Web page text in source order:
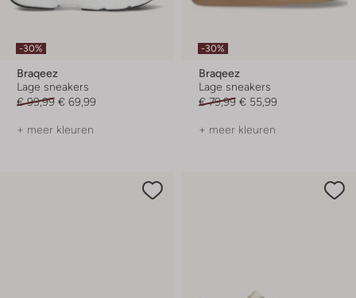
-30%
Braqeez
Lage sneakers
€ 99,99 € 69,99
+ meer kleuren
-30%
Braqeez
Lage sneakers
€ 79,99 € 55,99
+ meer kleuren